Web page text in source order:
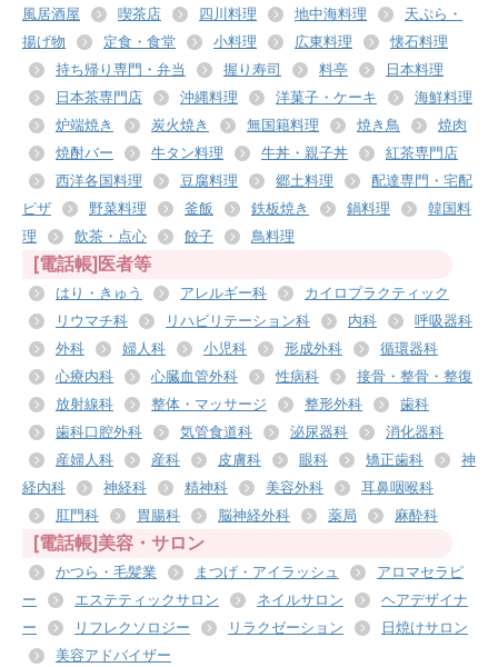
風居酒屋
喫茶店 四川料理 地中海料理
天ぷら・
揚げ物
定食・食堂 小料理 広東料理
懐石料理
持ち帰り専門・弁当
握り寿司 料亭
日本料理
日本茶専門店
沖縄料理 洋菓子・ケーキ
海鮮料理
炉端焼き
炭火焼き 無国籍料理 焼き鳥
焼肉
焼酎バー
牛タン料理 牛丼・親子丼
紅茶専門店
西洋各国料理
豆腐料理 郷土料理
配達専門・宅配
ピザ
野菜料理 釜飯 鉄板焼き 鍋料理
韓国料
理
飲茶・点心 餃子 鳥料理
[電話帳]医者等
はり・きゅう アレルギー科
カイロプラクティック
リウマチ科
リハビリテーション科 内科
呼吸器科
外科
婦人科 小児科 形成外科
循環器科
心療内科
心臓血管外科 性病科
接骨・整骨・整復
放射線科
整体・マッサージ 整形外科
歯科
歯科口腔外科
気管食道科 泌尿器科
消化器科
産婦人科
産科 皮膚科 眼科 矯正歯科
神
経内科
神経科 精神科 美容外科
耳鼻咽喉科
肛門科
胃腸科 脳神経外科 薬局 麻酔科
[電話帳]美容・サロン
かつら・毛髪業 まつげ・アイラッシュ
アロマセラピ
ー
エステティックサロン ネイルサロン
ヘアデザイナ
ー
リフレクソロジー リラクゼーション
日焼けサロン
美容アドバイザー